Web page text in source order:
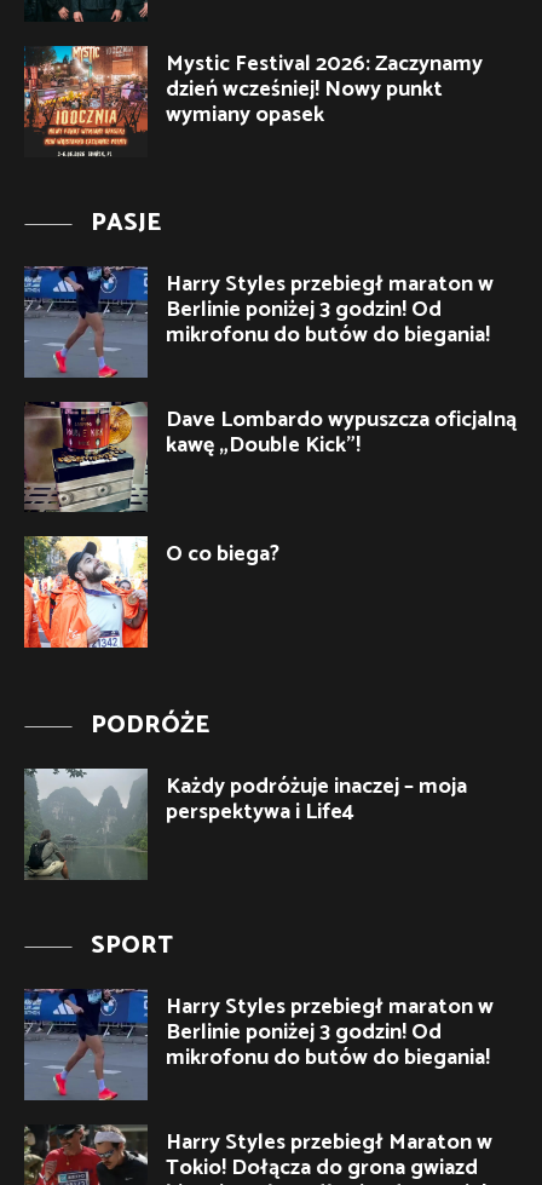
Mystic Festival 2026: Zaczynamy
dzień wcześniej! Nowy punkt
wymiany opasek
PASJE
Harry Styles przebiegł maraton w
Berlinie poniżej 3 godzin! Od
mikrofonu do butów do biegania!
Dave Lombardo wypuszcza oficjalną
kawę „Double Kick”!
O co biega?
PODRÓŻE
Każdy podróżuje inaczej – moja
perspektywa i Life4
SPORT
Harry Styles przebiegł maraton w
Berlinie poniżej 3 godzin! Od
mikrofonu do butów do biegania!
Harry Styles przebiegł Maraton w
Tokio! Dołącza do grona gwiazd